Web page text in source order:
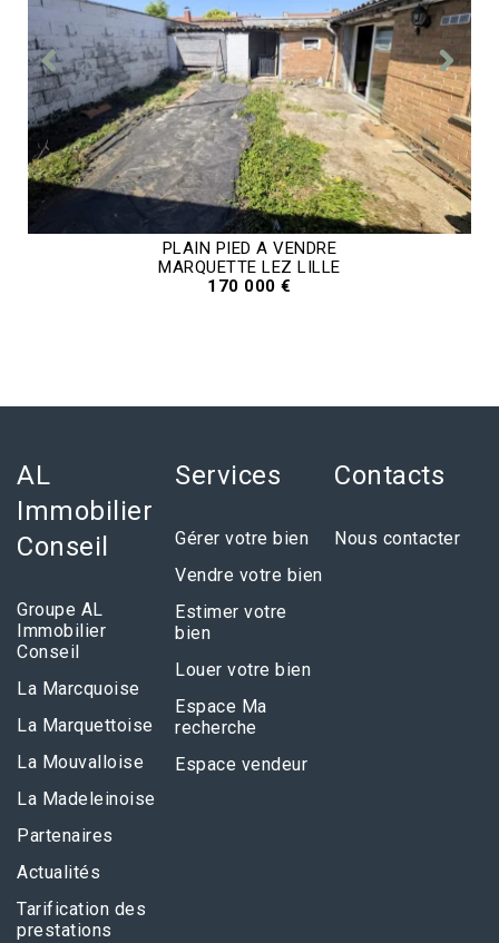
PLAIN PIED A VENDRE
MARQUETTE LEZ LILLE
170 000 €
AL
Immobilier
Conseil
Groupe AL
Immobilier
Conseil
La Marcquoise
La Marquettoise
La Mouvalloise
La Madeleinoise
Partenaires
Actualités
Tarification des
prestations
Services
Gérer votre bien
Vendre votre bien
Estimer votre
bien
Louer votre bien
Espace Ma
recherche
Espace vendeur
Contacts
Nous contacter